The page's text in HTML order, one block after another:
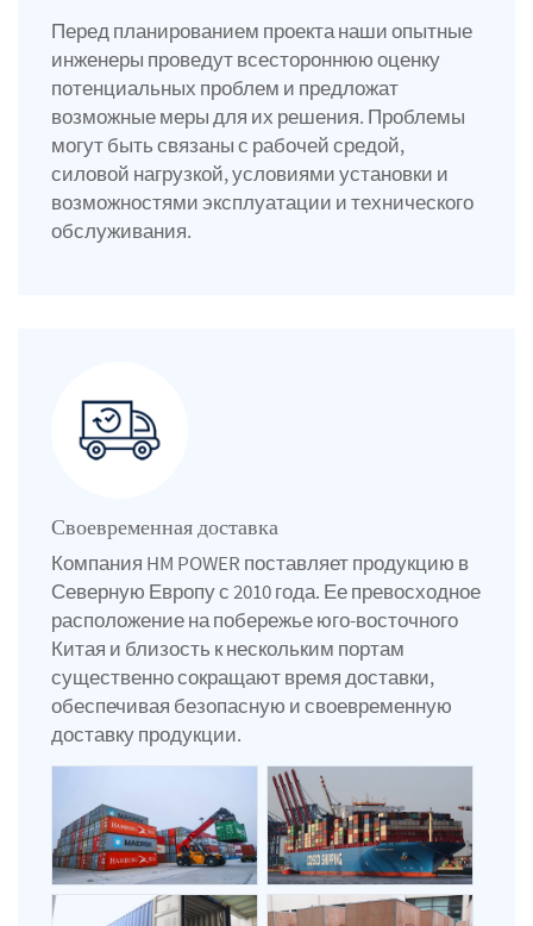
Перед планированием проекта наши опытные
инженеры проведут всестороннюю оценку
потенциальных проблем и предложат
возможные меры для их решения. Проблемы
могут быть связаны с рабочей средой,
силовой нагрузкой, условиями установки и
возможностями эксплуатации и технического
обслуживания.
Своевременная доставка
Компания HM POWER поставляет продукцию в
Северную Европу с 2010 года. Ее превосходное
расположение на побережье юго-восточного
Китая и близость к нескольким портам
существенно сокращают время доставки,
обеспечивая безопасную и своевременную
доставку продукции.